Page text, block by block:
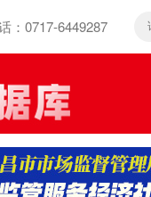
：0717-6449287